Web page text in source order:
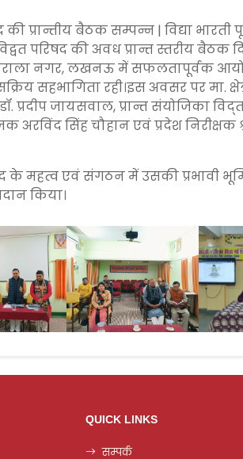
प्रान्तीय बैठक सम्पन्न | विद्या भारती
परिषद की अवध प्रान्त स्तरीय बैठक
नगर, लखनऊ में सफलतापूर्वक
सहभागिता रही।इस अवसर पर मा.
प्रदीप जायसवाल, प्रान्त संयोजिका विद्त
सिंह चौहान एवं प्रदेश निरीक्षक
के महत्व एवं संगठन में उसकी प्रभावी
किया।
QUICK LINKS
सम्पर्क